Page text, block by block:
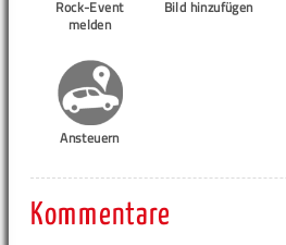
Rock-Event
melden
Bild hinzufügen
Ansteuern
Kommentare